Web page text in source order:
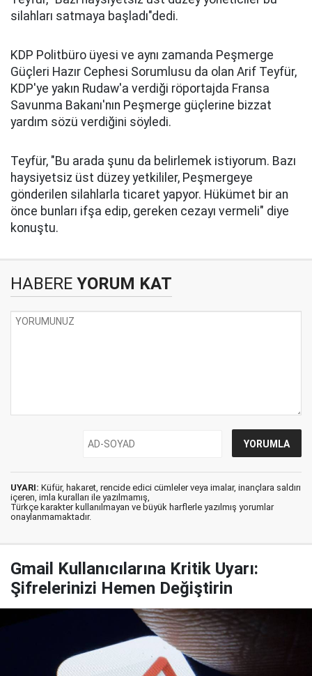
silahları satmaya başladı"dedi.
KDP Politbüro üyesi ve aynı zamanda Peşmerge
Güçleri Hazır Cephesi Sorumlusu da olan Arif Teyfür,
KDP'ye yakın Rudaw'a verdiği röportajda Fransa
Savunma Bakanı'nın Peşmerge güçlerine bizzat
yardım sözü verdiğini söyledi.
Teyfür, "Bu arada şunu da belirlemek istiyorum. Bazı
haysiyetsiz üst düzey yetkililer, Peşmergeye
gönderilen silahlarla ticaret yapyor. Hükümet bir an
önce bunları ifşa edip, gereken cezayı vermeli" diye
konuştu.
HABERE YORUM KAT
UYARI: Küfür, hakaret, rencide edici cümleler veya imalar, inançlara saldırı
içeren, imla kuralları ile yazılmamış,
Türkçe karakter kullanılmayan ve büyük harflerle yazılmış yorumlar
onaylanmamaktadır.
Gmail Kullanıcılarına Kritik Uyarı:
Şifrelerinizi Hemen Değiştirin